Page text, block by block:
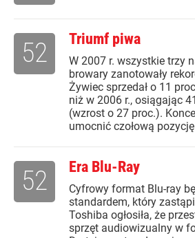
Triumf piwa
W 2007 r. wszystkie trzy
browary zanotowały
Żywiec sprzedał o 11
niż w 2006 r., osiągając
(wzrost o 27 proc.).
umocnić czołową
52
Era Blu-Ray
Cyfrowy format Blu-ray
standardem, który
Toshiba ogłosiła, że
sprzęt audiowizualny w
52